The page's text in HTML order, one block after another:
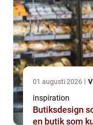
01 augusti 2026
inspiration
Butiksdesign
en butik som